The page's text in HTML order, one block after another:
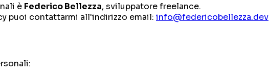
è Federico Bellezza, sviluppatore freelance.
puoi contattarmi all'indirizzo email: info@federicobellezza.dev